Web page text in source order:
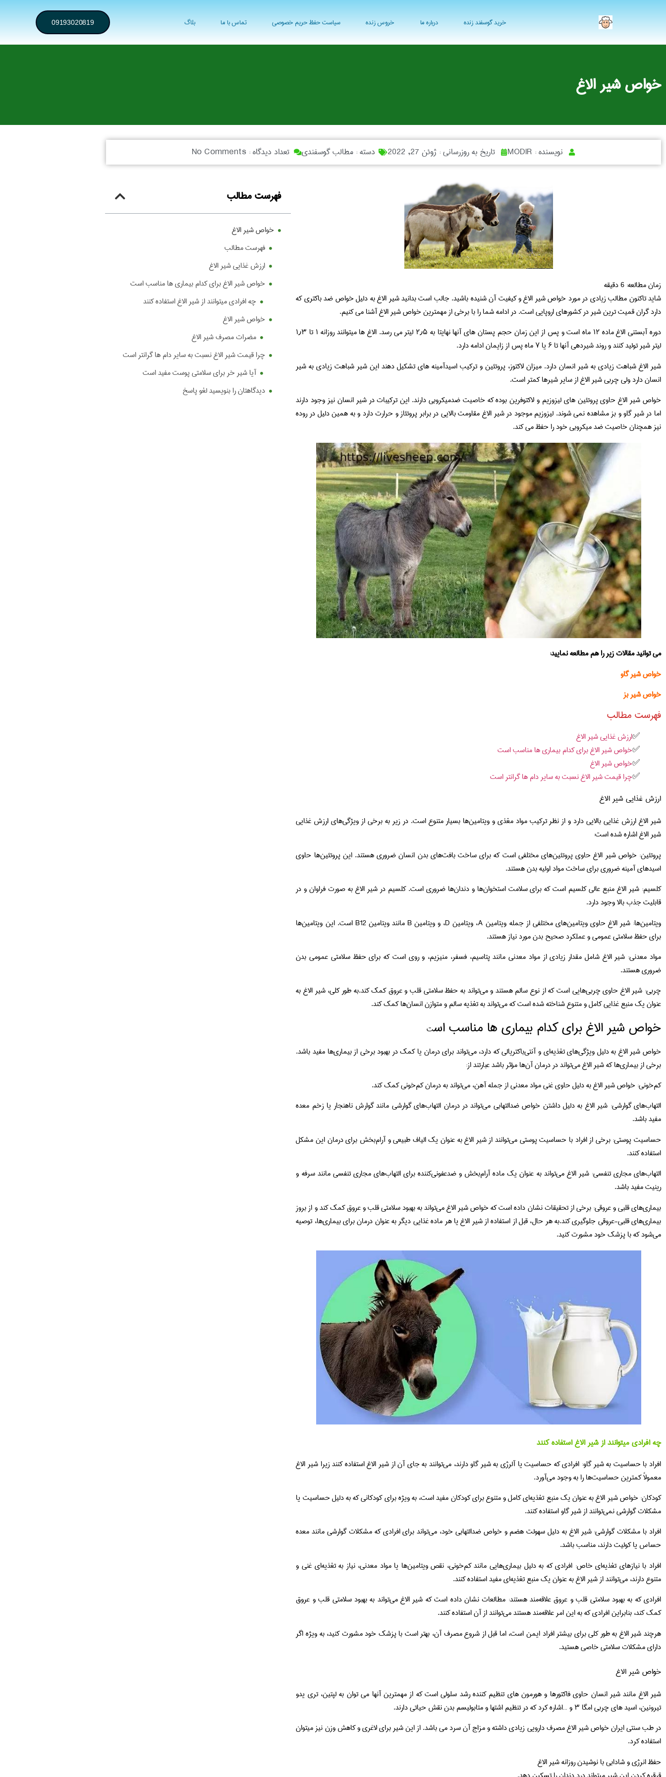
خرید گوسفند زنده درباره ما خروس زنده سیاست حفظ حریم خصوصی تماس با ما بلاگ 09193020819
خواص شیر الاغ
نویسنده : تاریخ به روزرسانی : ژوئن 27, 2022 دسته : مطالب گوسفندی تعداد دیدگاه : No Comments
زمان مطالعه:6دقیقه
شاید تاکنون مطالب زیادی در مورد خواص شیر الاغ و کیفیت آن شنیده باشید. جالب است بدانید شیر الاغ به دلیل خواص ضد باکتری که
دارد گران قمیت ترین شیر در کشورهای اروپایی است. در ادامه شما را با برخی از مهمترین خواص شیر الاغ آشنا می کنیم.
دوره آبستنی الاغ ماده ۱۲ ماه است و پس از این زمان حجم پستان های آنها نهایتا به ۲٫۵ لیتر می رسد. الاغ ها میتوانند روزانه ۱ تا ۱٫۳
لیتر شیر تولید کنند و روند شیردهی آنها تا ۶ یا ۷ ماه پس از زایمان ادامه دارد.
شیر الاغ شباهت زیادی به شیر انسان دارد. میزان لاکتوز، پروتئین و ترکیب اسیدآمینه های تشکیل دهند این شیر شباهت زیادی به شیر
انسان دارد ولی چربی شیر الاغ از سایر شیرها کمتر است.
خواص شیر الاغ حاوی پروتئین های لیزوزیم و لاکتوفرین بوده که خاصیت ضدمیکروبی دارند. این ترکیبات در شیر انسان نیز وجود دارند
اما در شیر گاو و بز مشاهده نمی شوند. لیزوزیم موجود در شیر الاغ مقاومت بالایی در برابر پروتئاز و حرارت دارد و به همین دلیل در روده
نیز همچنان خاصیت ضد میکروبی خود را حفظ می کند.
می توانید مقالات زیر را هم مطالعه نمایید:
خواص شیر گاو
خواص شیر بز
فهرست مطالب
ارزش غذایی شیر الاغ
خواص شیر الاغ برای کدام بیماری ها مناسب است
خواص شیر الاغ
چرا قیمت شیر الاغ نسبت به سایر دام ها گرانتر است
ارزش غذایی شیر الاغ
شیر الاغ ارزش غذایی بالایی دارد و از نظر ترکیب مواد مغذی و ویتامین‌ها بسیار متنوع است. در زیر به برخی از ویژگی‌های ارزش غذایی
شیر الاغ اشاره شده است:
پروتئین: خواص شیر الاغ حاوی پروتئین‌های مختلفی است که برای ساخت بافت‌های بدن انسان ضروری هستند. این پروتئین‌ها حاوی
اسیدهای آمینه ضروری برای ساخت مواد اولیه بدن هستند.
کلسیم: شیر الاغ منبع عالی کلسیم است که برای سلامت استخوان‌ها و دندان‌ها ضروری است. کلسیم در شیر الاغ به صورت فراوان و در
قابلیت جذب بالا وجود دارد.
ویتامین‌ها: شیر الاغ حاوی ویتامین‌های مختلفی از جمله ویتامین A، ویتامین D، و ویتامین B مانند ویتامین B12 است. این ویتامین‌ها
برای حفظ سلامتی عمومی و عملکرد صحیح بدن مورد نیاز هستند.
مواد معدنی: شیر الاغ شامل مقدار زیادی از مواد معدنی مانند پتاسیم، فسفر، منیزیم، و روی است که برای حفظ سلامتی عمومی بدن
ضروری هستند.
چربی: شیر الاغ حاوی چربی‌هایی است که از نوع سالم هستند و می‌تواند به حفظ سلامتی قلب و عروق کمک کند.به طور کلی، شیر الاغ به
عنوان یک منبع غذایی کامل و متنوع شناخته شده است که می‌تواند به تغذیه سالم و متوازن انسان‌ها کمک کند.
خواص شیر الاغ برای کدام بیماری ها مناسب است
خواص شیر الاغ به دلیل ویژگی‌های تغذیه‌ای و آنتی‌باکتریالی که دارد، می‌تواند برای درمان یا کمک در بهبود برخی از بیماری‌ها مفید باشد.
برخی از بیماری‌ها که شیر الاغ می‌تواند در درمان آن‌ها مؤثر باشد عبارتند از:
کم‌خونی: خواص شیر الاغ به دلیل حاوی غنی مواد معدنی از جمله آهن، می‌تواند به درمان کم‌خونی کمک کند.
التهاب‌های گوارشی: شیر الاغ به دلیل داشتن خواص ضدالتهابی می‌تواند در درمان التهاب‌های گوارشی مانند گوارش ناهنجار یا زخم معده
مفید باشد.
حساسیت پوستی: برخی از افراد با حساسیت پوستی می‌توانند از شیر الاغ به عنوان یک الیاف طبیعی و آرام‌بخش برای درمان این مشکل
استفاده کنند.
التهاب‌های مجاری تنفسی: شیر الاغ می‌تواند به عنوان یک ماده آرام‌بخش و ضدعفونی‌کننده برای التهاب‌های مجاری تنفسی مانند سرفه و
رینیت مفید باشد.
بیماری‌های قلبی و عروقی: برخی از تحقیقات نشان داده است که خواص شیر الاغ می‌تواند به بهبود سلامتی قلب و عروق کمک کند و از بروز
بیماری‌های قلبی-عروقی جلوگیری کند.به هر حال، قبل از استفاده از شیر الاغ یا هر ماده غذایی دیگر به عنوان درمان برای بیماری‌ها، توصیه
می‌شود که با پزشک خود مشورت کنید.
چه افرادی میتوانند از شیر الاغ استفاده کنند
افراد با حساسیت به شیر گاو: افرادی که حساسیت یا آلرژی به شیر گاو دارند، می‌توانند به جای آن از شیر الاغ استفاده کنند زیرا شیر الاغ
معمولاً کمترین حساسیت‌ها را به وجود می‌آورد.
کودکان: خواص شیر الاغ به عنوان یک منبع تغذیه‌ای کامل و متنوع برای کودکان مفید است، به ویژه برای کودکانی که به دلیل حساسیت یا
مشکلات گوارشی نمی‌توانند از شیر گاو استفاده کنند.
افراد با مشکلات گوارشی: شیر الاغ به دلیل سهولت هضم و خواص ضدالتهابی خود، می‌تواند برای افرادی که مشکلات گوارشی مانند معده
حساس یا کولیت دارند، مناسب باشد.
افراد با نیازهای تغذیه‌ای خاص: افرادی که به دلیل بیماری‌هایی مانند کم‌خونی، نقص ویتامین‌ها یا مواد معدنی، نیاز به تغذیه‌ای غنی و
متنوع دارند، می‌توانند از شیر الاغ به عنوان یک منبع تغذیه‌ای مفید استفاده کنند.
افرادی که به بهبود سلامتی قلب و عروق علاقه‌مند هستند: مطالعات نشان داده است که شیر الاغ می‌تواند به بهبود سلامتی قلب و عروق
کمک کند، بنابراین افرادی که به این امر علاقه‌مند هستند می‌توانند از آن استفاده کنند.
هرچند شیر الاغ به طور کلی برای بیشتر افراد ایمن است، اما قبل از شروع مصرف آن، بهتر است با پزشک خود مشورت کنید، به ویژه اگر
دارای مشکلات سلامتی خاصی هستید.
خواص شیر الاغ
شیر الاغ مانند شیر انسان حاوی فاکتورها و هورمون های تنظیم کننده رشد سلولی است که از مهمترین آنها می توان به لپتین، تری یدو
تیرونین، اسید های چربی امگا ۳ و …اشاره کرد که در تنظیم اشتها و متابولیسم بدن نقش حیاتی دارند.
در طب سنتی ایران خواص شیر الاغ مصرف دارویی زیادی داشته و مزاج آن سرد می باشد. از این شیر برای لاغری و کاهش وزن نیز میتوان
استفاده کرد.
حفظ انرژی و شادابی با نوشیدن روزانه شیر الاغ
فهرست مطالب
خواص شیر الاغ
فهرست مطالب
ارزش غذایی شیر الاغ
خواص شیر الاغ برای کدام بیماری ها مناسب است
چه افرادی میتوانند از شیر الاغ استفاده کنند
خواص شیر الاغ
مضرات مصرف شیر الاغ
چرا قیمت شیر الاغ نسبت به سایر دام ها گرانتر است
آیا شیر خر برای سلامتی پوست مفید است
دیدگاهتان را بنویسید لغو پاسخ